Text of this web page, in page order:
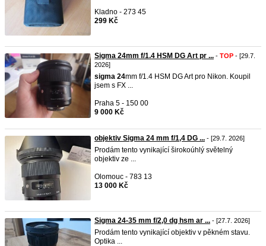
Kladno - 273 45
299 Kč
Sigma 24mm f/1.4 HSM DG Art pr ... - TOP - [29.7.
2026]
sigma 24mm f/1.4 HSM DG Art pro Nikon. Koupil
jsem s FX ...
Praha 5 - 150 00
9 000 Kč
objektiv Sigma 24 mm f/1,4 DG ... - [29.7. 2026]
Prodám tento vynikající širokoúhlý světelný
objektiv ze ...
Olomouc - 783 13
13 000 Kč
Sigma 24-35 mm f/2,0 dg hsm ar ... - [27.7. 2026]
Prodám tento vynikající objektiv v pěkném stavu.
Optika ...